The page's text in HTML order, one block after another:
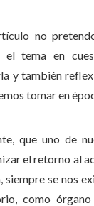
no
el tema en
y también
tomar en
que uno de
el retorno al
siempre se nos
como